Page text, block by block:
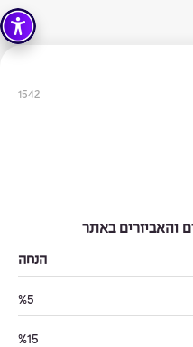
1542
והאביזרים באתר
הנחה
%5
%15